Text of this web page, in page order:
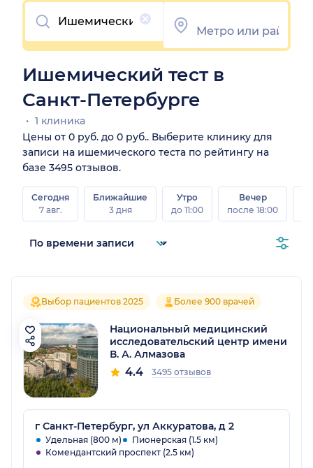
Очистить
Ишемический тест в
Санкт-Петербурге
1 клиника
Цены от 0 руб. до 0 руб.. Выберите клинику для
записи на ишемического теста по рейтингу на
базе 3495 отзывов.
Сегодня
7 авг.
Ближайшие
3 дня
Утро
до 11:00
Вечер
после 18:00
Выбор пациентов 2025 Более 900 врачей
Национальный медицинский
исследовательский центр имени
В. А. Алмазова
4.4 3495 отзывов
г Санкт-Петербург, ул Аккуратова, д 2
Удельная (800 м)
Пионерская (1.5 км)
Комендантский проспект (2.5 км)